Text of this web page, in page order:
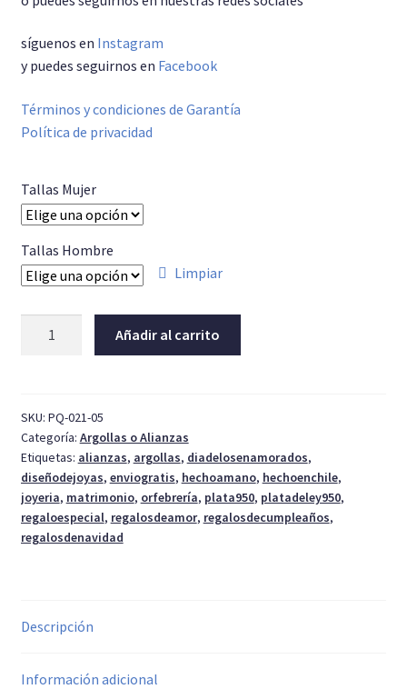
síguenos en Instagram
y puedes seguirnos en Facebook
Términos y condiciones de Garantía
Política de privacidad
Tallas Mujer
Tallas Hombre
Limpiar
cantidad
Añadir al carrito
SKU: PQ-021-05
Categoría: Argollas o Alianzas
Etiquetas: alianzas, argollas, diadelosenamorados,
diseñodejoyas, enviogratis, hechoamano, hechoenchile,
joyeria, matrimonio, orfebrería, plata950, platadeley950,
regaloespecial, regalosdeamor, regalosdecumpleaños,
regalosdenavidad
Descripción
Información adicional